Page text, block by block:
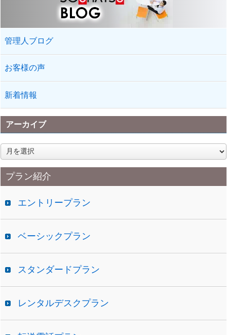
管理人ブログ
お客様の声
新着情報
アーカイブ
ア
ー
カ
イプラン紹介
エントリープラン
ベーシックプラン
スタンダードプラン
レンタルデスクプラン